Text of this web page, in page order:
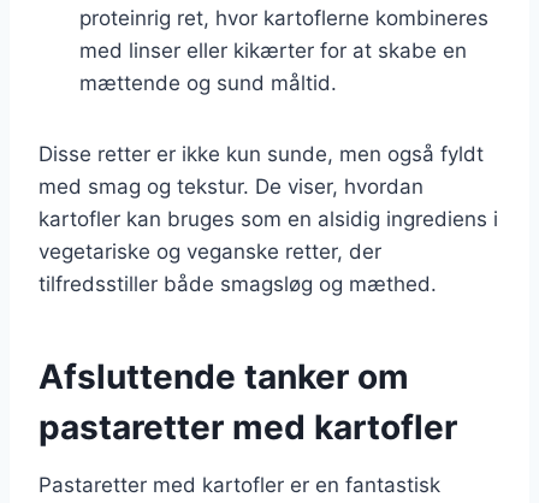
proteinrig ret, hvor kartoflerne kombineres
med linser eller kikærter for at skabe en
mættende og sund måltid.
Disse retter er ikke kun sunde, men også fyldt
med smag og tekstur. De viser, hvordan
kartofler kan bruges som en alsidig ingrediens i
vegetariske og veganske retter, der
tilfredsstiller både smagsløg og mæthed.
Afsluttende tanker om
pastaretter med kartofler
Pastaretter med kartofler er en fantastisk